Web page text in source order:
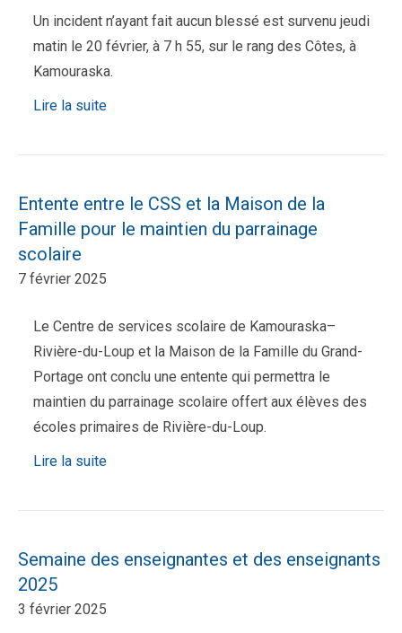
Un incident n’ayant fait aucun blessé est survenu jeudi
matin le 20 février, à 7 h 55, sur le rang des Côtes, à
Kamouraska.
Lire la suite
Entente entre le CSS et la Maison de la
Famille pour le maintien du parrainage
scolaire
7 février 2025
Le Centre de services scolaire de Kamouraska–
Rivière-du-Loup et la Maison de la Famille du Grand-
Portage ont conclu une entente qui permettra le
maintien du parrainage scolaire offert aux élèves des
écoles primaires de Rivière-du-Loup.
Lire la suite
Semaine des enseignantes et des enseignants
2025
3 février 2025